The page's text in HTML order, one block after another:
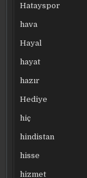
Hatayspor
hava
Hayal
hayat
hazır
Hediye
hiç
hindistan
hisse
hizmet